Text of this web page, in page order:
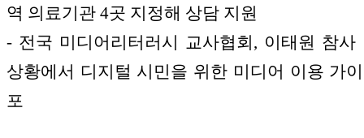
역 의료기관 4곳 지정해 상담 지원
- 전국 미디어리터러시 교사협회, 이태원 참사
상황에서 디지털 시민을 위한 미디어 이용 가
포